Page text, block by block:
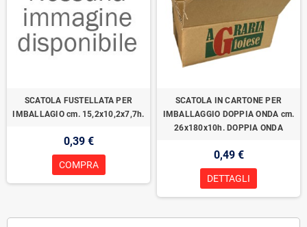
SCATOLA FUSTELLATA PER
IMBALLAGIO cm. 15,2x10,2x7,7h.
0,39 €
COMPRA
SCATOLA IN CARTONE PER
IMBALLAGGIO DOPPIA ONDA cm.
26x180x10h. DOPPIA ONDA
0,49 €
DETTAGLI